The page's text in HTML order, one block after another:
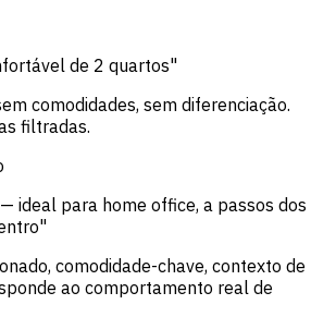
de 2 quartos"
comodidades, sem diferenciação.
filtradas.
ideal para home office, a passos dos
comodidade-chave, contexto de
ao comportamento real de